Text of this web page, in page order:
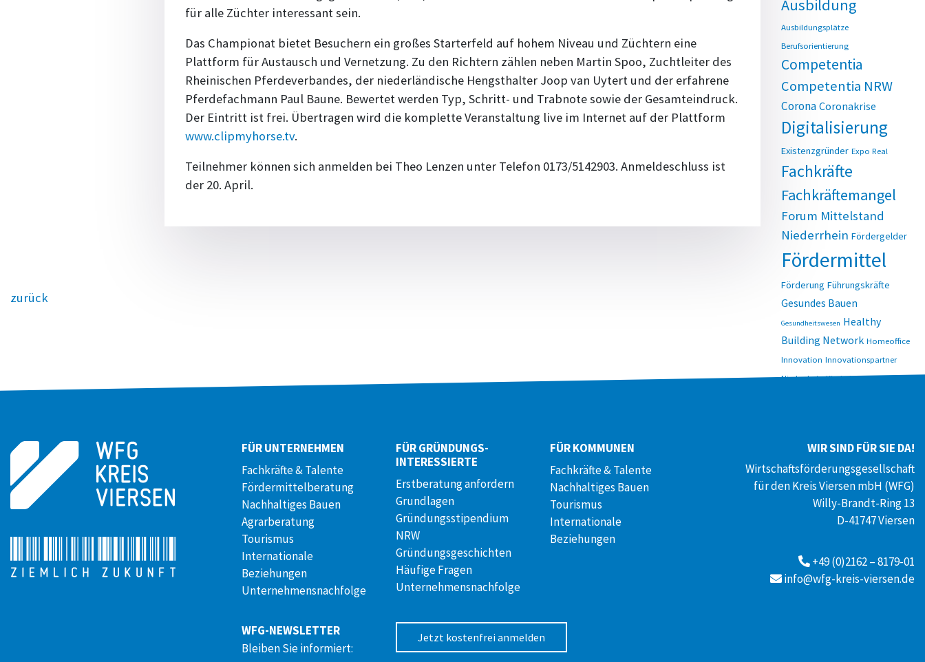
für alle Züchter interessant sein.
Das Championat bietet Besuchern ein großes Starterfeld auf hohem Niveau und Züchtern eine
Plattform für Austausch und Vernetzung. Zu den Richtern zählen neben Martin Spoo, Zuchtleiter des
Rheinischen Pferdeverbandes, der niederländische Hengsthalter Joop van Uytert und der erfahrene
Pferdefachmann Paul Baune. Bewertet werden Typ, Schritt- und Trabnote sowie der Gesamteindruck.
Der Eintritt ist frei. Übertragen wird die komplette Veranstaltung live im Internet auf der Plattform
www.clipmyhorse.tv.
Teilnehmer können sich anmelden bei Theo Lenzen unter Telefon 0173/5142903. Anmeldeschluss ist
der 20. April.
Ausbildung
Ausbildungsplätze
Berufsorientierung
Competentia
Competentia NRW
Corona Coronakrise
Digitalisierung
Existenzgründer Expo Real
Fachkräfte
Fachkräftemangel
Forum Mittelstand
Niederrhein Fördergelder
Fördermittel
Förderung Führungskräfte
Gesundes Bauen
Gesundheitswesen Healthy
Building Network Homeoffice
Innovation Innovationspartner
Niederrhein Kinderbetreuung
Mittelstand Netzwerk
Onlineshop Personalpolitik
Pferdezucht Pflege Social Media
Sprechstunde Tierzuchtberatung
Weiterbildung
Zukunft durch Innovation
Zuschüsse
zurück
FÜR UNTERNEHMEN
Fachkräfte & Talente
Fördermittelberatung
Nachhaltiges Bauen
Agrarberatung
Tourismus
Internationale
Beziehungen
Unternehmensnachfolge
FÜR GRÜNDUNGS­
INTERESSIERTE
Erstberatung anfordern
Grundlagen
Gründungsstipendium
NRW
Gründungsgeschichten
Häufige Fragen
Unternehmensnachfolge
FÜR KOMMUNEN
Fachkräfte & Talente
Nachhaltiges Bauen
Tourismus
Internationale
Beziehungen
WFG-NEWSLETTER
Bleiben Sie informiert:
Jetzt kostenfrei anmelden
WIR SIND FÜR SIE DA!
Wirtschaftsförderungsgesellschaft
für den Kreis Viersen mbH (WFG)
Willy-Brandt-Ring 13
D-41747 Viersen
+49 (0)2162 – 8179-01
info@wfg-kreis-viersen.de